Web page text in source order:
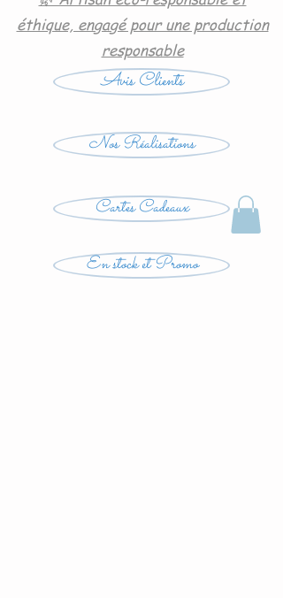
éthique, engagé pour une production
responsable
Avis Clients
Nos Réalisations
Cartes Cadeaux
En stock et Promo